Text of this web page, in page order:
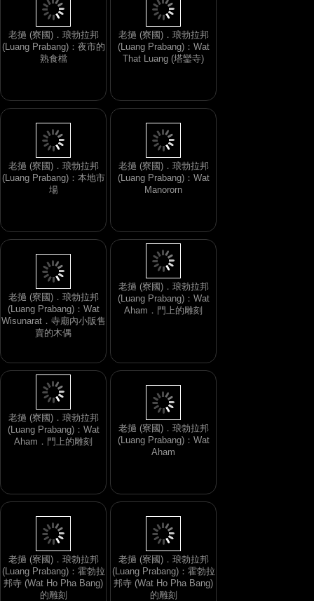
老撾 (寮國)．琅勃拉邦
(Luang Prabang)：夜市的
熟食檔
老撾 (寮國)．琅勃拉邦
(Luang Prabang)：Wat
That Luang (塔鑾寺)
老撾 (寮國)．琅勃拉邦
(Luang Prabang)：本地市
場
老撾 (寮國)．琅勃拉邦
(Luang Prabang)：Wat
Manororn
老撾 (寮國)．琅勃拉邦
(Luang Prabang)：Wat
Wisunarat．寺廟內小販售
賣的木偶
老撾 (寮國)．琅勃拉邦
(Luang Prabang)：Wat
Aham．門上的雕刻
老撾 (寮國)．琅勃拉邦
(Luang Prabang)：Wat
Aham．門上的雕刻
老撾 (寮國)．琅勃拉邦
(Luang Prabang)：Wat
Aham
老撾 (寮國)．琅勃拉邦
(Luang Prabang)：霍勃拉
邦寺 (Wat Ho Pha Bang)
的雕刻
老撾 (寮國)．琅勃拉邦
(Luang Prabang)：霍勃拉
邦寺 (Wat Ho Pha Bang)
的雕刻